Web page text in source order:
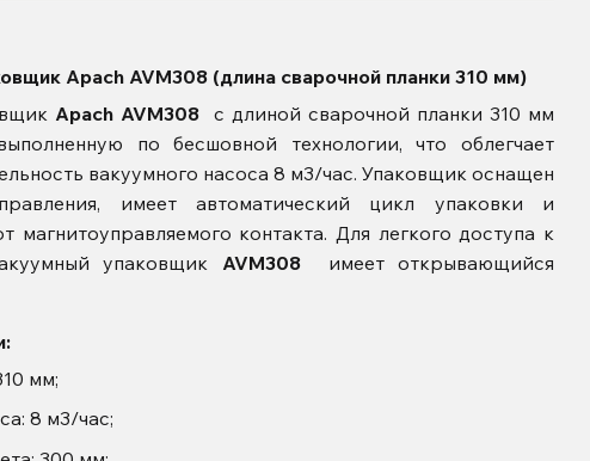
Apach AVM308 (длина сварочной планки 310 мм)
Apach AVM308с длиной сварочной планки 310 мм
по бесшовной технологии, что облегчает
вакуумного насоса 8 м3/час. Упаковщик оснащен
имеет автоматический цикл упаковки и
магнитоуправляемого контакта. Для легкого доступа к
упаковщик AVM308имеетоткрывающийся
мм;
8 м3/час;